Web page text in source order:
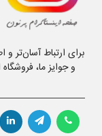
برای ارتباط آسان‌تر
و جوایز ما،